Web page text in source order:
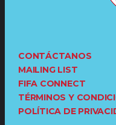
CONTÁCTANOS
MAILING LIST
FIFA CONNECT
TÉRMINOS Y
POLÍTICA DE